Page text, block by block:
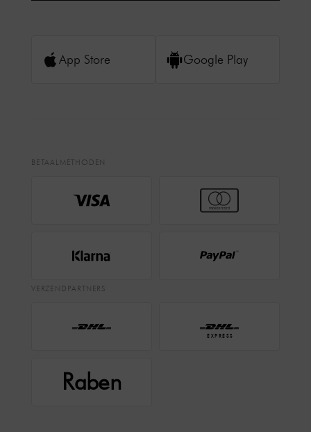
App Store Google Play
BETAALMETHODEN
VERZENDPARTNERS
EXPRESS
Raben